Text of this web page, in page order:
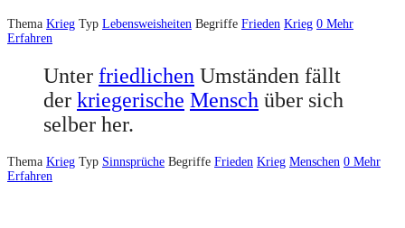
Thema Krieg Typ Lebensweisheiten Begriffe Frieden Krieg 0 Mehr
Erfahren
Unter friedlichen Umständen fällt
der kriegerische Mensch über sich
selber her.
Thema Krieg Typ Sinnsprüche Begriffe Frieden Krieg Menschen 0 Mehr
Erfahren